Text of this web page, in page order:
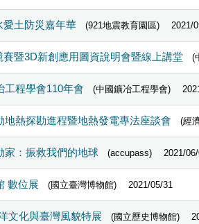
愛土防災嘉年華 (921地震教育園區) 2021/
暨3D新創應用圖資說明會暨線上講堂 (
工程學會110年會 (中國鑛冶工程學會)
地熱探勘進程暨地熱發電專法座談會 (經
家：振救我們的地球 (accupass) 2021/
數位展 (國立臺灣博物館) 2021/05/31
文化與臺灣風貌特展 (國立歷史博物館)